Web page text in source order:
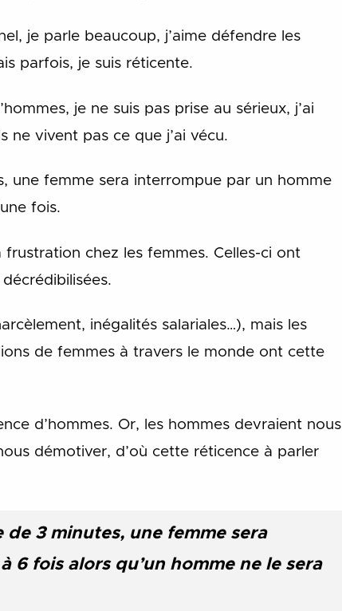
je parle beaucoup, j’aime défendre les
parfois, je suis réticente.
je ne suis pas prise au sérieux, j’ai
ne vivent pas ce que j’ai vécu.
une femme sera interrompue par un homme
fois.
chez les femmes. Celles-ci ont
inégalités salariales…), mais les
de femmes à travers le monde ont cette
d’hommes. Or, les hommes devraient nous
démotiver, d’où cette réticence à parler
3 minutes, une femme sera
fois alors qu’un homme ne le sera